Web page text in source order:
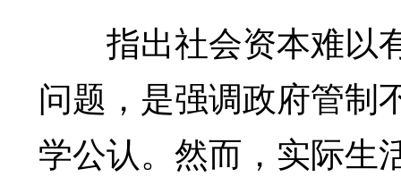
指出社会资本难以
问题，是强调政府管制
学公认。然而，实际生